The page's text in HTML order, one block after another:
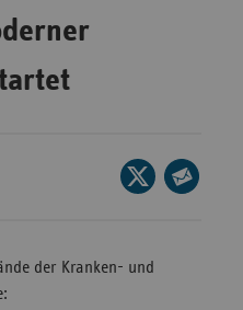
Seite
auf
der Kranken- und